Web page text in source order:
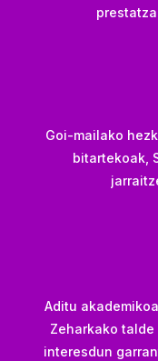
Goi-mailako
bitartekoak,
Aditu
Zeharkako
interesdun